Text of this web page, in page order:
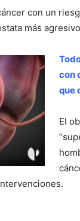
con un
más
con
que
El